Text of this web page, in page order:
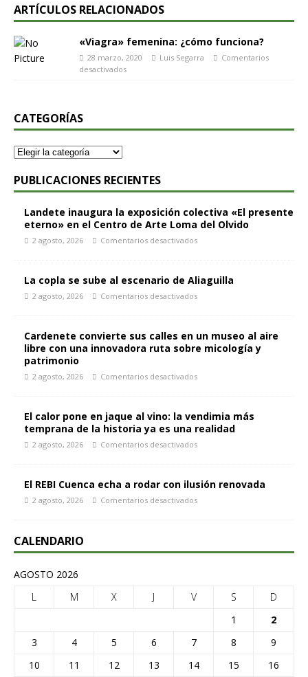
ARTÍCULOS RELACIONADOS
«Viagra» femenina: ¿cómo funciona?
28 marzo, 2020 Luis Segarra
Comentarios
desactivados
CATEGORÍAS
PUBLICACIONES RECIENTES
Landete inaugura la exposición colectiva «El presente
eterno» en el Centro de Arte Loma del Olvido
2 agosto, 2026 Comentarios desactivados
La copla se sube al escenario de Aliaguilla
2 agosto, 2026 Comentarios desactivados
Cardenete convierte sus calles en un museo al aire
libre con una innovadora ruta sobre micología y
patrimonio
2 agosto, 2026 Comentarios desactivados
El calor pone en jaque al vino: la vendimia más
temprana de la historia ya es una realidad
2 agosto, 2026 Comentarios desactivados
El REBI Cuenca echa a rodar con ilusión renovada
2 agosto, 2026 Comentarios desactivados
CALENDARIO
AGOSTO 2026
L
M X J V S
D
1
2
3
4 5 6 7 8
9
10
11 12 13 14 15
16